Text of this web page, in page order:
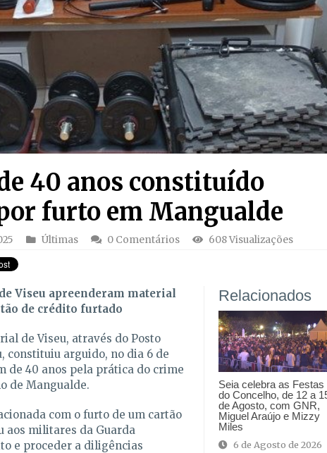
40 anos constituído
furto em Mangualde
Últimas 0 Comentários 608 Visualizações
Relacionados
Seia celebra as Festas
do Concelho, de 12 a
de Agosto, com GNR,
Miguel Araújo e Mizzy
Miles
6 de Agosto de 2026
Viseu apreenderam material
de crédito furtado
de Viseu, através do Posto
constituiu arguido, no dia 6 de
de 40 anos pela prática do crime
de Mangualde.
com o furto de um cartão
aos militares da Guarda
e proceder a diligências